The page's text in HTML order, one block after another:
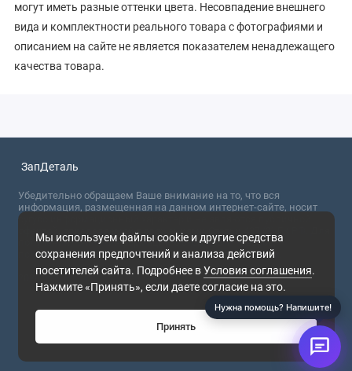
могут иметь разные оттенки цвета. Несовпадение внешнего
вида и комплектности реального товара с фотографиями и
описанием на сайте не является показателем ненадлежащего
качества товара.
Мы используем файлы cookie и другие средства
сохранения предпочтений и анализа действий
посетителей сайта. Подробнее вУсловия соглашения.
Нажмите «Принять», если даете согласие на это.
Принять
ЗапДеталь
Убедительно обращаем Ваше внимание на то, что вся
информация, размещенная на данном интернет-сайте, носит
сугубо информационный характер и не являются публичной
офертой, определяемой положениями Статьи 437 (2) ГК РФ. Для
получения точной информации о стоимости товаров,
пожалуйста, обращайтесь в ближайший офис продаж.
2026
Нужна помощь? Напишите!